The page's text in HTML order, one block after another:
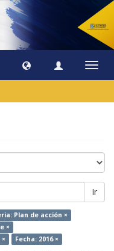
Ir
Plan de acción ×
×
×
Fecha: 2016 ×